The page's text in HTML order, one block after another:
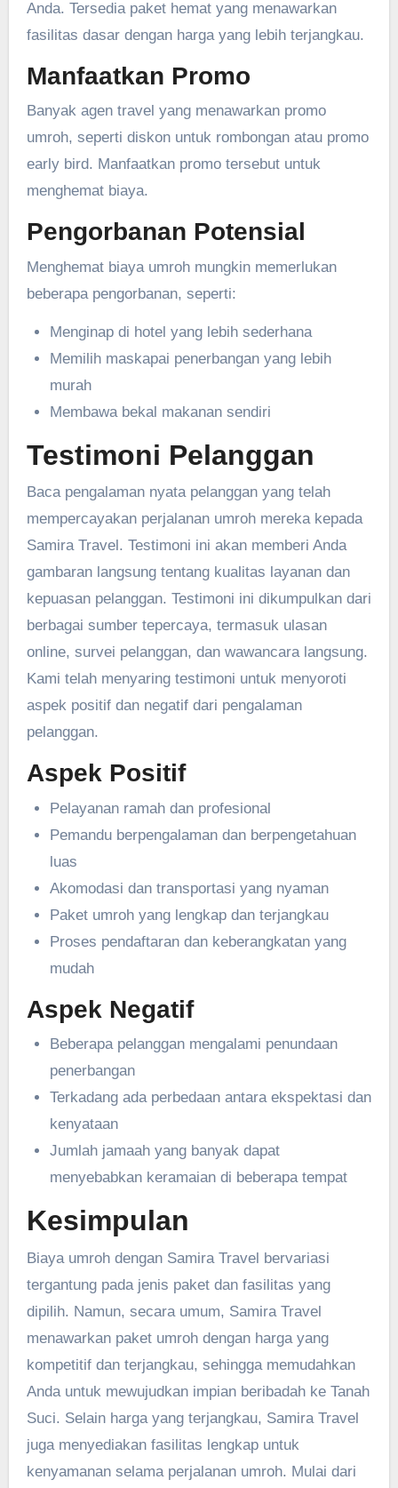
Anda. Tersedia paket hemat yang menawarkan
fasilitas dasar dengan harga yang lebih terjangkau.
Manfaatkan Promo
Banyak agen travel yang menawarkan promo
umroh, seperti diskon untuk rombongan atau promo
early bird. Manfaatkan promo tersebut untuk
menghemat biaya.
Pengorbanan Potensial
Menghemat biaya umroh mungkin memerlukan
beberapa pengorbanan, seperti:
Menginap di hotel yang lebih sederhana
Memilih maskapai penerbangan yang lebih
murah
Membawa bekal makanan sendiri
Testimoni Pelanggan
Baca pengalaman nyata pelanggan yang telah
mempercayakan perjalanan umroh mereka kepada
Samira Travel. Testimoni ini akan memberi Anda
gambaran langsung tentang kualitas layanan dan
kepuasan pelanggan. Testimoni ini dikumpulkan dari
berbagai sumber tepercaya, termasuk ulasan
online, survei pelanggan, dan wawancara langsung.
Kami telah menyaring testimoni untuk menyoroti
aspek positif dan negatif dari pengalaman
pelanggan.
Aspek Positif
Pelayanan ramah dan profesional
Pemandu berpengalaman dan berpengetahuan
luas
Akomodasi dan transportasi yang nyaman
Paket umroh yang lengkap dan terjangkau
Proses pendaftaran dan keberangkatan yang
mudah
Aspek Negatif
Beberapa pelanggan mengalami penundaan
penerbangan
Terkadang ada perbedaan antara ekspektasi dan
kenyataan
Jumlah jamaah yang banyak dapat
menyebabkan keramaian di beberapa tempat
Kesimpulan
Biaya umroh dengan Samira Travel bervariasi
tergantung pada jenis paket dan fasilitas yang
dipilih. Namun, secara umum, Samira Travel
menawarkan paket umroh dengan harga yang
kompetitif dan terjangkau, sehingga memudahkan
Anda untuk mewujudkan impian beribadah ke Tanah
Suci. Selain harga yang terjangkau, Samira Travel
juga menyediakan fasilitas lengkap untuk
kenyamanan selama perjalanan umroh. Mulai dari